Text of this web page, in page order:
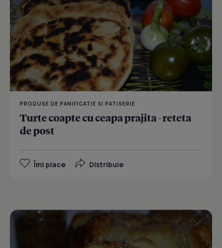
PRODUSE DE PANIFICATIE SI PATISERIE
Turte coapte cu ceapa prajita - reteta
de post
Îmi place Distribuie